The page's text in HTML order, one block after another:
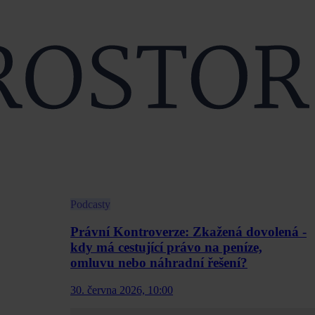
Podcasty
Právní Kontroverze: Zkažená dovolená -
kdy má cestující právo na peníze,
omluvu nebo náhradní řešení?
30. června 2026, 10:00